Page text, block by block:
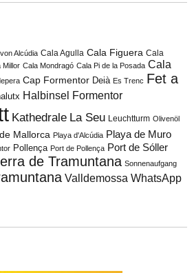
Alcúdia Cala Agulla Cala Figuera Cala
Millor Cala Mondragó Cala Pi de la Posada Cala
Cap Formentor Deià Es Trenc Fet a
Halbinsel Formentor
Kathedrale La Seu Leuchtturm Olivenöl
Mallorca Playa d'Alcúdia Playa de Muro
Pollença Port de Pollença Port de Sóller
de Tramuntana Sonnenaufgang
Valldemossa WhatsApp